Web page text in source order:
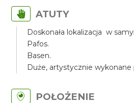
ATUTY
Doskonała lokalizacja w
Pafos.
Basen.
Duże, artystycznie wykonane
POŁOŻENIE